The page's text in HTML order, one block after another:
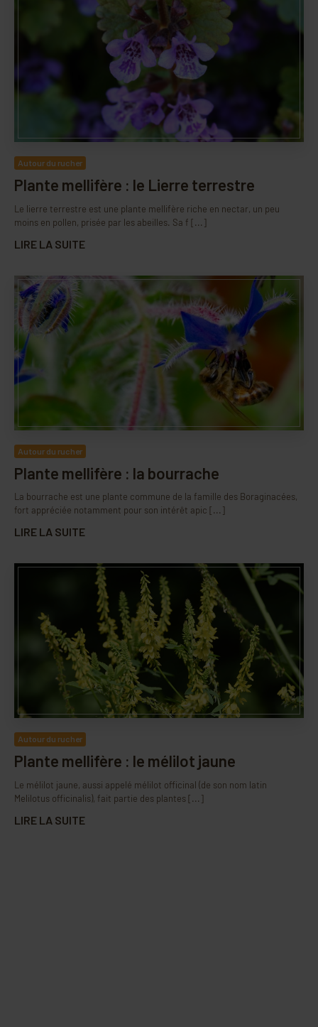
Autour du rucher
Plante mellifère : le Lierre terrestre
Le lierre terrestre est une plante mellifère riche en nectar, un peu
moins en pollen, prisée par les abeilles. Sa f [...]
LIRE LA SUITE
Autour du rucher
Plante mellifère : la bourrache
La bourrache est une plante commune de la famille des Boraginacées,
fort appréciée notamment pour son intérêt apic [...]
LIRE LA SUITE
Autour du rucher
Plante mellifère : le mélilot jaune
Le mélilot jaune, aussi appelé mélilot officinal (de son nom latin
Melilotus officinalis), fait partie des plantes [...]
LIRE LA SUITE